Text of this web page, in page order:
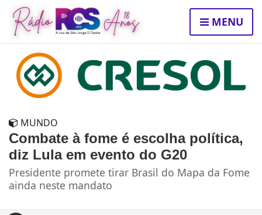
MENU
MUNDO
Combate à fome é escolha política,
diz Lula em evento do G20
Presidente promete tirar Brasil do Mapa da Fome
ainda neste mandato